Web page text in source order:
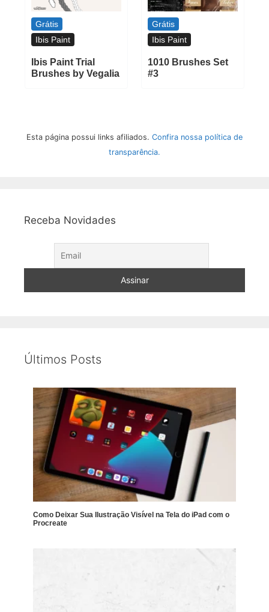
Grátis
Ibis Paint
Ibis Paint Trial
Brushes by Vegalia
Grátis
Ibis Paint
1010 Brushes Set
#3
Esta página possui links afiliados. Confira nossa política de
transparência.
Receba Novidades
Últimos Posts
Como Deixar Sua Ilustração Visível na Tela do iPad com o
Procreate